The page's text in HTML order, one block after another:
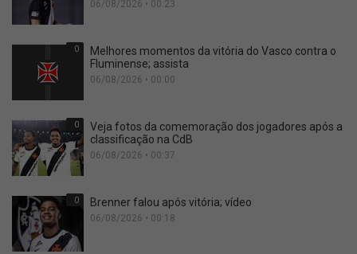
06/08/2026 • 00:23
0
Melhores momentos da vitória do Vasco contra o
Fluminense; assista
06/08/2026 • 00:00
0
Veja fotos da comemoração dos jogadores após a
classificação na CdB
06/08/2026 • 00:37
0 Brenner falou após vitória; vídeo
06/08/2026 • 00:18